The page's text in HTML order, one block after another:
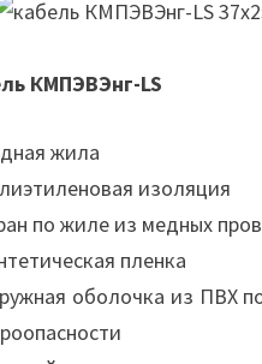
КМПЭВЭнг-LS
жила
изоляция
по жиле из медных
пленка
оболочка из ПВХ